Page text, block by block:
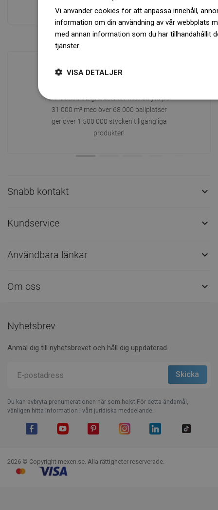
Se alla
Ett modernt logistikcenter med en yta på
31 000 m² med över 68 000 pallplatser
ger över 1 500 000 stycken tillgängliga
produkter!
Snabb kontakt 
Kundservice 
Användbara länkar 
Om oss 
Nyhetsbrev
Anmäl dig till nyhetsbrevet och håll dig uppdaterad.
Du kan avbryta prenumerationen när som helst.För detta ändamål,
vänligen hitta information i vårt juridiska meddelande.
2026 © Copyright mexen.se. Alla rättigheter reserverade.
Vi använder cookies för att anpassa innehåll,
information om din användning av vår webbplats
med annan information som du har tillhandahållit
tjänster.
VISA DETALJER